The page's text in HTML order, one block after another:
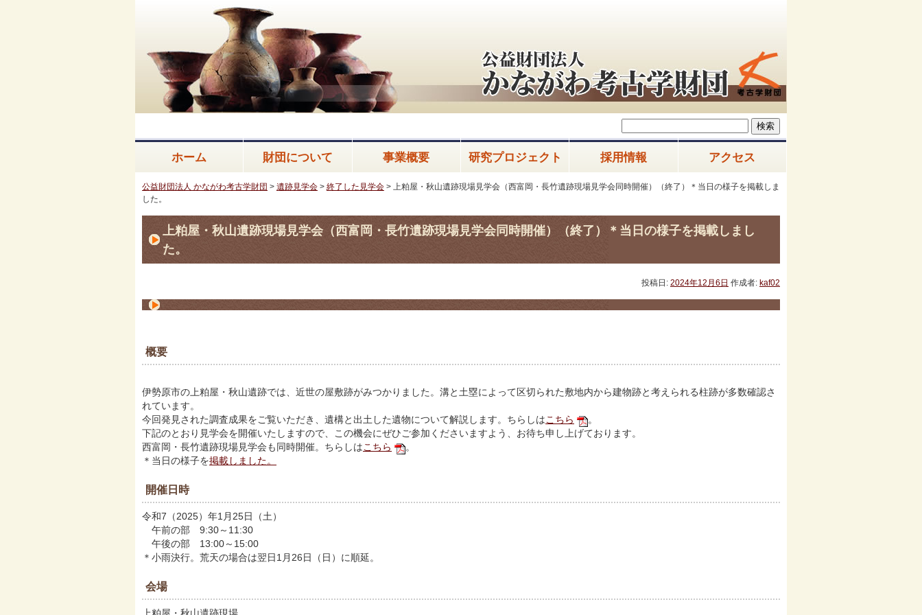
ホーム 財団について 事業概要 研究プロジェクト 採用情報 アクセス
公益財団法人 かながわ考古学財団 > 遺跡見学会 > 終了した見学会 > 上粕屋・秋山遺跡現場見学会（西富岡・長竹遺跡現場見学会同時開催）（終了）＊当日の様子を掲載しま
した。
上粕屋・秋山遺跡現場見学会（西富岡・長竹遺跡現場見学会同時開催）（終了）＊当日の様子を掲載しまし
た。
投稿日: 2024年12月6日 作成者: kaf02
概要
伊勢原市の上粕屋・秋山遺跡では、近世の屋敷跡がみつかりました。溝と土塁によって区切られた敷地内から建物跡と考えられる柱跡が多数確認さ
れています。
今回発見された調査成果をご覧いただき、遺構と出土した遺物について解説します。ちらしはこちら
。
下記のとおり見学会を開催いたしますので、この機会にぜひご参加くださいますよう、お待ち申し上げております。
西富岡・長竹遺跡現場見学会も同時開催。ちらしはこちら
。
＊当日の様子を掲載しました。
開催日時
令和7（2025）年1月25日（土）
午前の部 9:30～11:30
午後の部 13:00～15:00
＊小雨決行。荒天の場合は翌日1月26日（日）に順延。
会場